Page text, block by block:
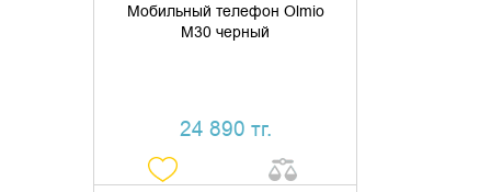
Мобильный телефон Olmio
M30 черный
24 890 тг.